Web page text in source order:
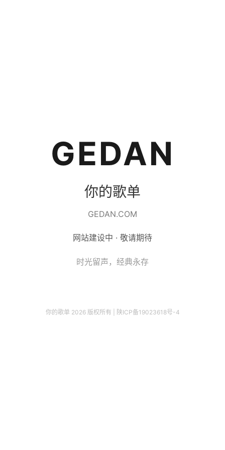
GEDAN
你的歌单
GEDAN.COM
网站建设中 · 敬请期待
时光留声，经典永存
你的歌单 2026 版权所有 | 陕ICP备19023618号-4